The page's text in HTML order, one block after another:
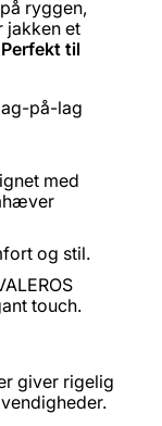
ryggen,
jakken et
Perfekt til
på-lag
med
og stil.
touch.
giver rigelig